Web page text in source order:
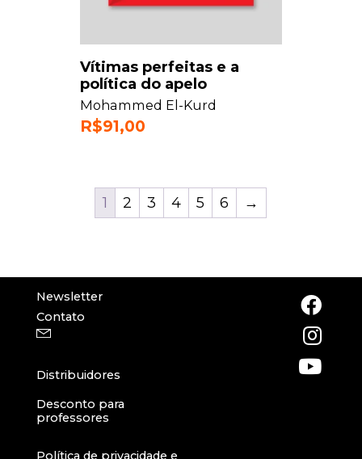
Vítimas perfeitas e a
política do apelo
Mohammed El-Kurd
R$91,00
1 2 3 4 5 6 →
Newsletter
Contato
Distribuidores
Desconto para
professores
Política de privacidade e